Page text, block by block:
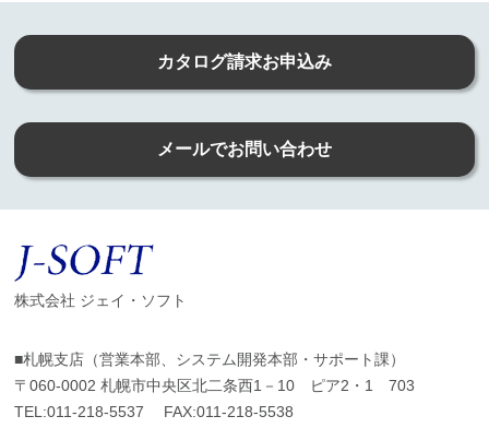
カタログ請求お申込み
メールでお問い合わせ
株式会社 ジェイ・ソフト
■札幌支店（営業本部、システム開発本部・サポート課）
〒060-0002 札幌市中央区北二条西1－10 ピア2・1 703
TEL:011-218-5537 FAX:011-218-5538